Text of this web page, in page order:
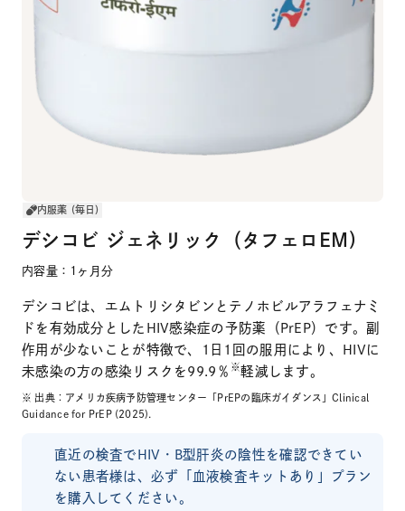
内服薬 (毎日)
デシコビ ジェネリック（タフェロEM)
内容量：1ヶ月分
デシコビは、エムトリシタビンとテノホビルアラフェナミ
ドを有効成分としたHIV感染症の予防薬（PrEP）です。副
作用が少ないことが特徴で、1日1回の服用により、HIVに
未感染の方の感染リスクを99.9％ ※軽減します。
※ 出典：アメリカ疾病予防管理センター「PrEPの臨床ガイダンス」Clinical
Guidance for PrEP (2025).
直近の検査でHIV・B型肝炎の陰性を確認できてい
ない患者様は、必ず「血液検査キットあり」プラン
を購入してください。